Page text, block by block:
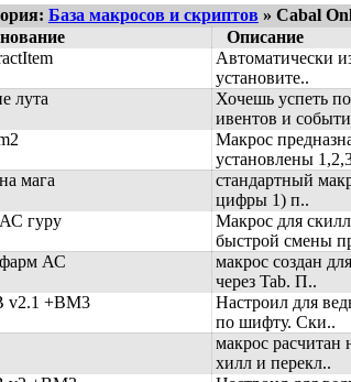
База макросов и скриптов » Cabal
Описание
Автоматически
установите..
лута
Хочешь успеть
ивентов и
Макрос
установлены
мага
стандартный
цифры 1) п..
гуру
Макрос для
быстрой смены
АС
макрос создан
через Tab. П..
v2.1 +BM3
Настроил для
по шифту. Ски..
макрос
хилл и перекл..